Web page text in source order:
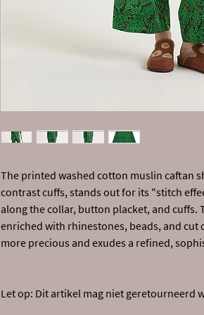
The printed washed cotton muslin caftan
contrast cuffs, stands out for its "stitch
along the collar, button placket, and cuffs.
enriched with rhinestones, beads, and cut
more precious and exudes a refined,
Let op: Dit artikel mag niet geretourneerd